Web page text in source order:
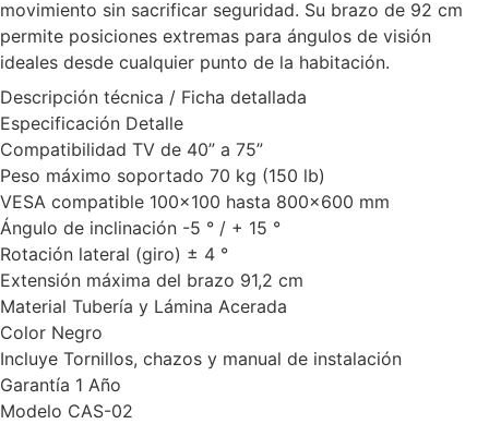
movimiento sin sacrificar seguridad. Su brazo de 92 cm
permite posiciones extremas para ángulos de visión
ideales desde cualquier punto de la habitación.
Descripción técnica / Ficha detallada
Especificación Detalle
Compatibilidad TV de 40” a 75”
Peso máximo soportado 70 kg (150 lb)
VESA compatible 100×100 hasta 800×600 mm
Ángulo de inclinación -5 ° / + 15 °
Rotación lateral (giro) ± 4 °
Extensión máxima del brazo 91,2 cm
Material Tubería y Lámina Acerada
Color Negro
Incluye Tornillos, chazos y manual de instalación
Garantía 1 Año
Modelo CAS-02